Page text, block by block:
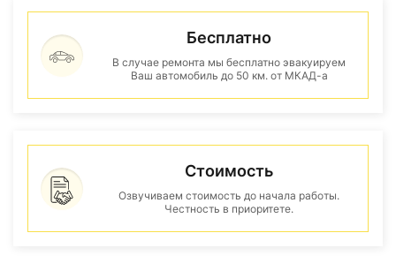
Бесплатно
В случае ремонта мы бесплатно эвакуируем
Ваш автомобиль до 50 км. от МКАД-а
Стоимость
Озвучиваем стоимость до начала работы.
Честность в приоритете.